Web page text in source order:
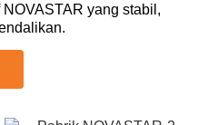
yang stabil,